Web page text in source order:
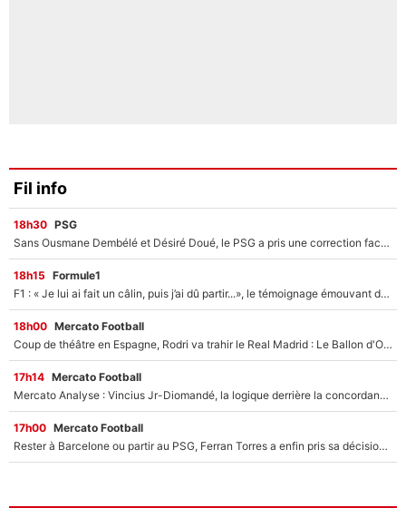
Fil info
18h30 PSG
Sans Ousmane Dembélé et Désiré Doué, le PSG a pris une correction face à Majorque : Luis Enrique attend avec impatience des renforts !
18h15 Formule1
F1 : « Je lui ai fait un câlin, puis j’ai dû partir...», le témoignage émouvant de Max Verstappen sur sa fille
18h00 Mercato Football
Coup de théâtre en Espagne, Rodri va trahir le Real Madrid : Le Ballon d'Or a choisi de signer au FC Barcelone !
17h14 Mercato Football
Mercato Analyse : Vincius Jr-Diomandé, la logique derrière la concordance des temps
17h00 Mercato Football
Rester à Barcelone ou partir au PSG, Ferran Torres a enfin pris sa décision : La course contre la montre est lancée !